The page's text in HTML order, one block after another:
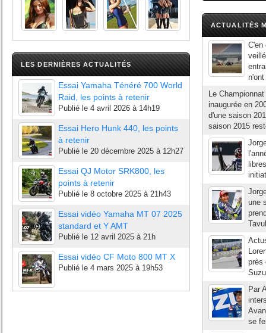
LES DERNIÈRES ACTUALITÉS
Essai Yamaha Ténéré 700 World
Raid, les points à retenir
Publié le 4 avril 2026 à 14h19
Essai Hero Hunk 440, les points
à retenir
Publié le 20 décembre 2025 à 12h27
Essai QJ Motor SRK800, les
points à retenir
Publié le 8 octobre 2025 à 21h43
Essai vidéo Yamaha MT 07 2025
standard et Y AMT
Publié le 12 avril 2025 à 21h
Essai vidéo CF Moto 800 MT X
Publié le 4 mars 2025 à 19h53
ACTUALITÉS
C'en
Le
inaugurée en
d'une saison
saison 2015
une
près
Par
se